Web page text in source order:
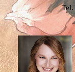
Tel.